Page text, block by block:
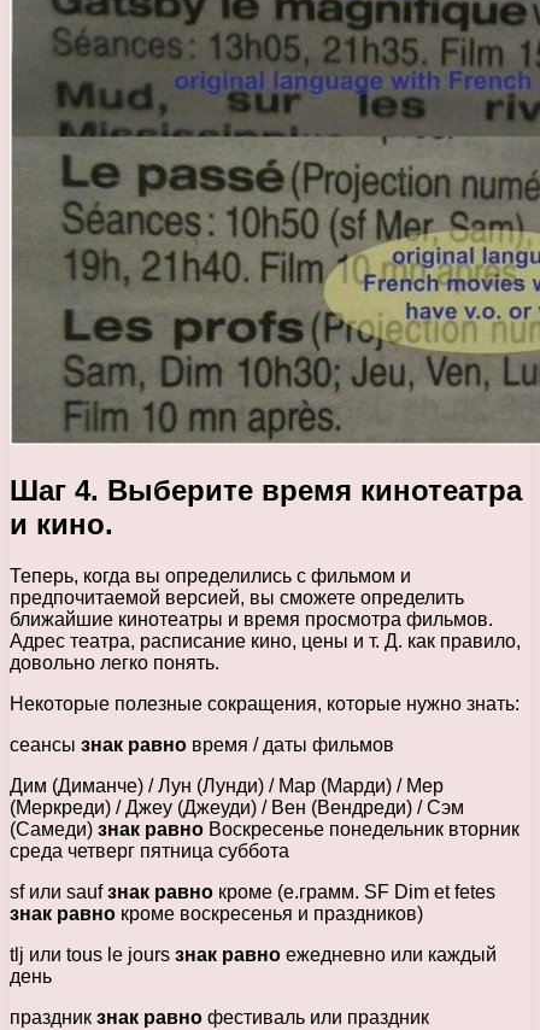
Шаг 4. Выберите время кинотеатра
и кино.
Теперь, когда вы определились с фильмом и
предпочитаемой версией, вы сможете определить
ближайшие кинотеатры и время просмотра фильмов.
Адрес театра, расписание кино, цены и т. Д. как правило,
довольно легко понять.
Некоторые полезные сокращения, которые нужно знать:
сеансы знак равно время / даты фильмов
Дим (Диманче) / Лун (Лунди) / Мар (Марди) / Мер
(Меркреди) / Джеу (Джеуди) / Вен (Вендреди) / Сэм
(Самеди) знак равно Воскресенье понедельник вторник
среда четверг пятница суббота
sf или saufзнак равно кроме (e.грамм. SF Dim et fetes
знак равно кроме воскресенья и праздников)
tlj или tous le jours знак равно ежедневно или каждый
день
праздник знак равно фестиваль или праздник